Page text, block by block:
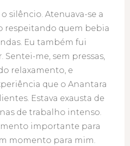
silêncio. Atenuava-se a
respeitando quem bebia
Eu também fui
Sentei-me, sem pressas,
relaxamento, e
que o Anantara
Estava exausta de
de trabalho intenso.
importante para
momento para mim.